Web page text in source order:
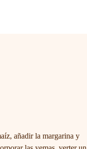
añadir la margarina y